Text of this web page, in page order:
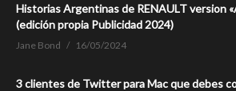
Historias Argentinas de RENAULT version
(edición propia Publicidad 2024)
Jane Bond 16/05/2024
3 clientes de Twitter para Mac que debes